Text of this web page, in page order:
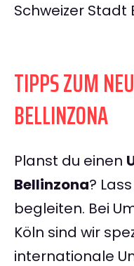
Schweizer Stadt
TIPPS ZUM
BELLINZONA
Planst du einen
Bellinzona?
begleiten. Bei
Köln sind wir
internationale